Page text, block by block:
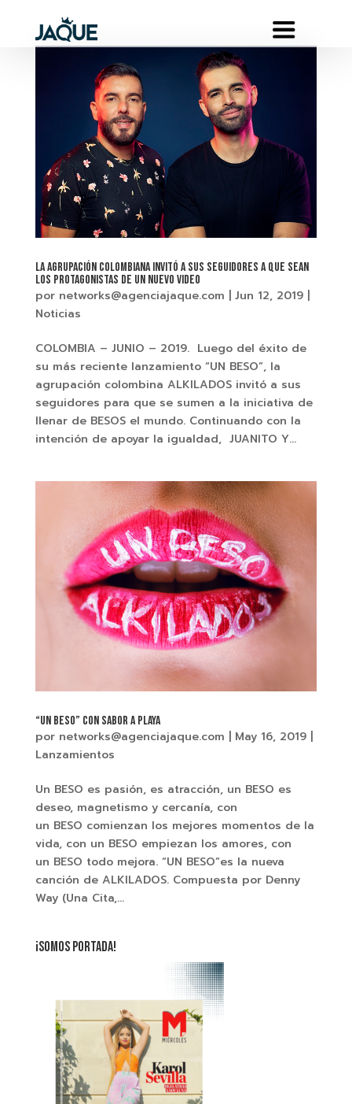
LA AGRUPACIÓN COLOMBIANA INVITÓ A SUS SEGUIDORES A QUE SEAN
LOS PROTAGONISTAS DE UN NUEVO VIDEO
por networks@agenciajaque.com | Jun 12, 2019|
Noticias
COLOMBIA – JUNIO – 2019. Luego del éxito de
su más reciente lanzamiento “UN BESO”, la
agrupación colombina ALKILADOS invitó a sus
seguidores para que se sumen a la iniciativa de
llenar de BESOS el mundo. Continuando con la
intención de apoyar la igualdad, JUANITO Y...
“UN BESO” CON SABOR A PLAYA
por networks@agenciajaque.com May 16, 2019|
Lanzamientos
Un BESO es pasión, es atracción, un BESO es
deseo, magnetismo y cercanía, con
un BESO comienzan los mejores momentos de la
vida, con un BESO empiezan los amores, con
un BESO todo mejora. “UN BESO”es la nueva
canción de ALKILADOS. Compuesta por Denny
Way (Una Cita,...
¡SOMOS PORTADA!